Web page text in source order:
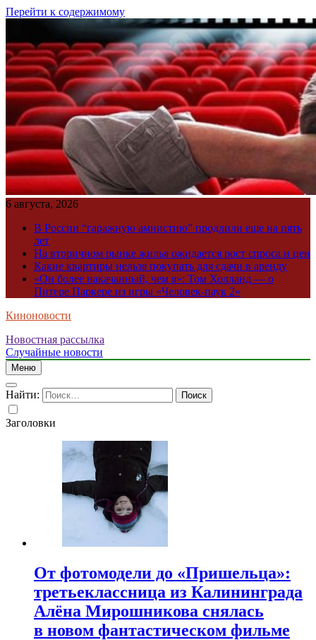
Перейти к содержимому
6 августа, 2026
В России “гаражную амнистию” продлили еще на пять
лет
На вторичном рынке жилья ожидается рост спроса и цен
Какие квартиры нельзя покупать для сдачи в аренду
«Он более накачанный, чем я»: Том Холланд — о
Питере Паркере из игры «Человек-паук 2»
Киноновости
Новостная рассылка
Случайные новости
Меню
Найти:
Заголовки
От фотомодели до «Пришельца»:
третьеклассница из Калининграда
Алёна Мирошникова снялась
в новом фантастическом фильме